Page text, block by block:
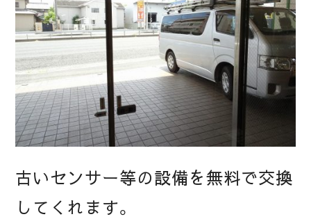
古いセンサー等の設備を無料で交換
してくれます。